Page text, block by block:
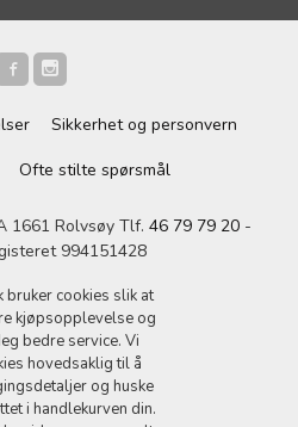
Sikkerhet og personvern
Ofte stilte spørsmål
1661 Rolvsøy Tlf. 46 79 79 20 -
994151428
bruker cookies slik at
kjøpsopplevelse og
bedre service. Vi
hovedsaklig til å
og huske
i handlekurven din.